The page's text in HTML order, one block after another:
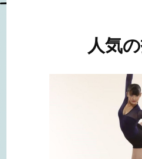
人気